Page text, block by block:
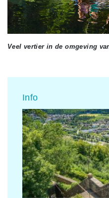
Veel vertier in de omgeving
Info